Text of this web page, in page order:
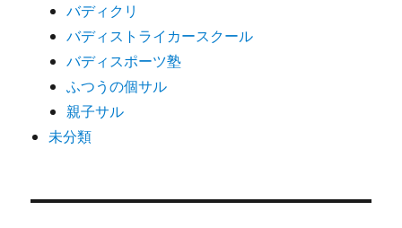
バディクリ
バディストライカースクール
バディスポーツ塾
ふつうの個サル
親子サル
未分類